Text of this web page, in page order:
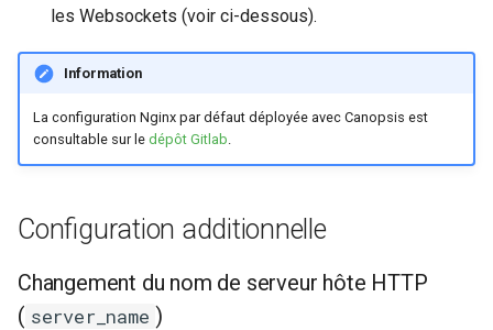
c
Moteur WEBHOOK
Utiliser la réponse d'un
KPI
LLMs
Modèles de commentaires
Modèles de widget
les Websockets (voir ci-dessous).
Information
La configuration Nginx par défaut déployée avec Canopsis est
consultable sur le dépôt Gitlab.
Configuration additionnelle
Changement du nom de serveur hôte HTTP
( server_name )